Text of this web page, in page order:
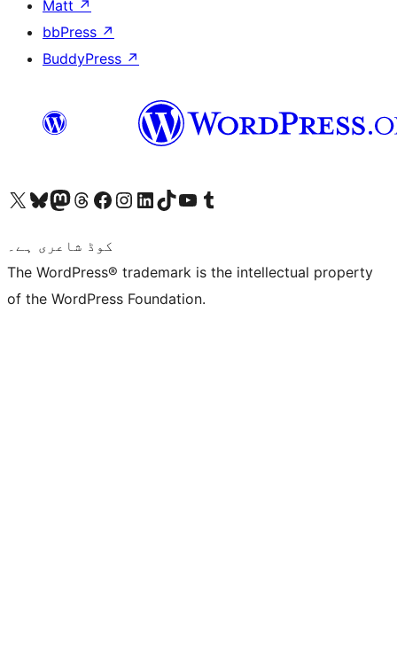
Matt ↗
bbPress ↗
BuddyPress ↗
Visit our X (formerly Twitter) account
ہمارے بلیواسکائی اکاؤنٹ پر جائیں
Visit our Mastodon account
ہمارے ٹھریڈز اکاؤنٹ پر جائیں
Visit our Facebook page
Visit our Instagram account
Visit our LinkedIn account
ہمارے ٹک ٹاک اکاؤنٹ پر جائیں
Visit our YouTube channel
ہمارے ٹمبلر اکاؤنٹ پر جائیں
کوڈ شاعری ہے۔
The WordPress® trademark is the intellectual property
of the WordPress Foundation.